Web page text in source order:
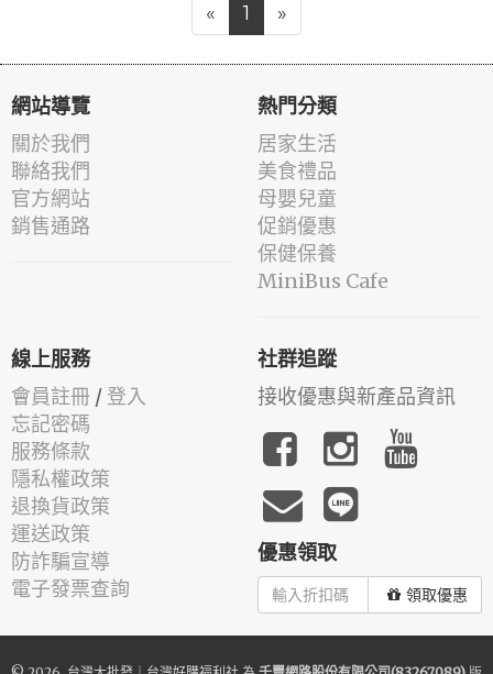
« 1 »
網站導覽
關於我們
聯絡我們
官方網站
銷售通路
熱門分類
居家生活
美食禮品
母嬰兒童
促銷優惠
保健保養
MiniBus Cafe
線上服務
會員註冊 / 登入
忘記密碼
服務條款
隱私權政策
退換貨政策
運送政策
防詐騙宣導
電子發票查詢
社群追蹤
接收優惠與新產品資訊
優惠領取
領取優惠